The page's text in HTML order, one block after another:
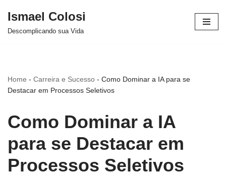
Avançar
Ismael Colosi
Descomplicando sua Vida
Home - Carreira e Sucesso - Como Dominar a IA para se
Destacar em Processos Seletivos
Como Dominar a IA
para se Destacar em
Processos Seletivos